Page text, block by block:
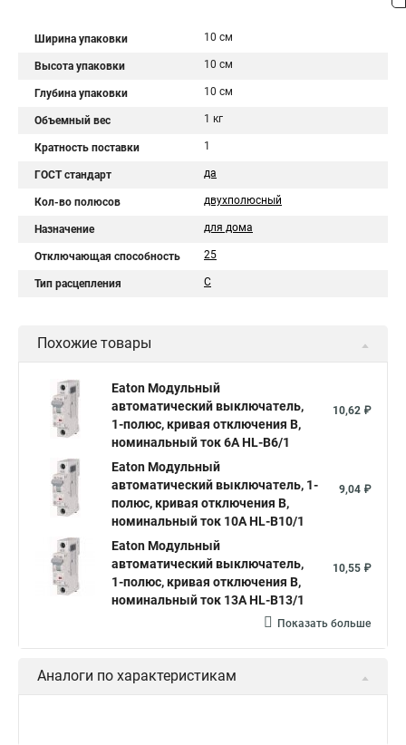
Ширина упаковки 10 см
Высота упаковки 10 см
Глубина упаковки 10 см
Объемный вес 1 кг
Кратность поставки 1
ГОСТ стандарт да
Кол-во полюсов двухполюсный
Назначение для дома
Отключающая способность 25
Тип расцепления C
Похожие товары
Eaton Модульный
автоматический выключатель,
1-полюс, кривая отключения B,
номинальный ток 6А HL-B6/1
10,62 ₽
Eaton Модульный
автоматический выключатель, 1-
полюс, кривая отключения B,
номинальный ток 10А HL-B10/1
9,04 ₽
Eaton Модульный
автоматический выключатель,
1-полюс, кривая отключения B,
номинальный ток 13А HL-B13/1
10,55 ₽
Показать больше
Аналоги по характеристикам